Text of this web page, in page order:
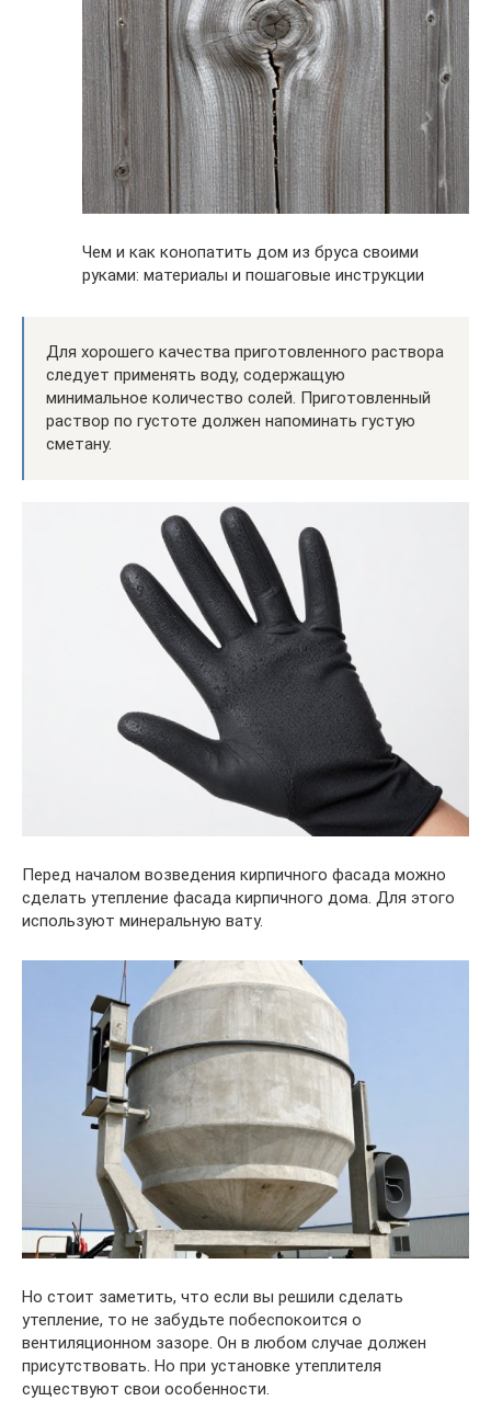
Чем и как конопатить дом из бруса своими
руками: материалы и пошаговые инструкции
Для хорошего качества приготовленного раствора
следует применять воду, содержащую
минимальное количество солей. Приготовленный
раствор по густоте должен напоминать густую
сметану.
Перед началом возведения кирпичного фасада можно
сделать утепление фасада кирпичного дома. Для этого
используют минеральную вату.
Но стоит заметить, что если вы решили сделать
утепление, то не забудьте побеспокоится о
вентиляционном зазоре. Он в любом случае должен
присутствовать. Но при установке утеплителя
существуют свои особенности.